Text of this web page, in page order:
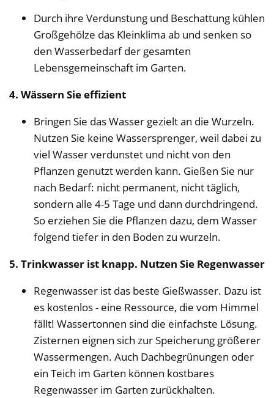
Durch ihre Verdunstung und Beschattung kühlen
Großgehölze das Kleinklima ab und senken so
den Wasserbedarf der gesamten
Lebensgemeinschaft im Garten.
4. Wässern Sie effizient
Bringen Sie das Wasser gezielt an die Wurzeln.
Nutzen Sie keine Wassersprenger, weil dabei zu
viel Wasser verdunstet und nicht von den
Pflanzen genutzt werden kann. Gießen Sie nur
nach Bedarf: nicht permanent, nicht täglich,
sondern alle 4-5 Tage und dann durchdringend.
So erziehen Sie die Pflanzen dazu, dem Wasser
folgend tiefer in den Boden zu wurzeln.
5. Trinkwasser ist knapp. Nutzen Sie Regenwasser
Regenwasser ist das beste Gießwasser. Dazu ist
es kostenlos - eine Ressource, die vom Himmel
fällt! Wassertonnen sind die einfachste Lösung.
Zisternen eignen sich zur Speicherung größerer
Wassermengen. Auch Dachbegrünungen oder
ein Teich im Garten können kostbares
Regenwasser im Garten zurückhalten.